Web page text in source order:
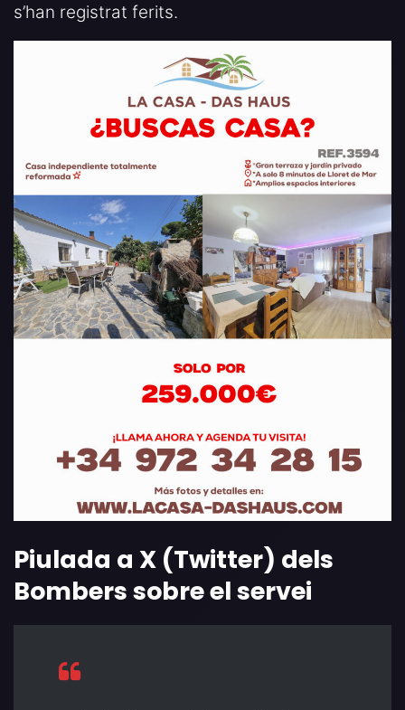
s’han registrat ferits.
Piulada a X (Twitter) dels
Bombers sobre el servei